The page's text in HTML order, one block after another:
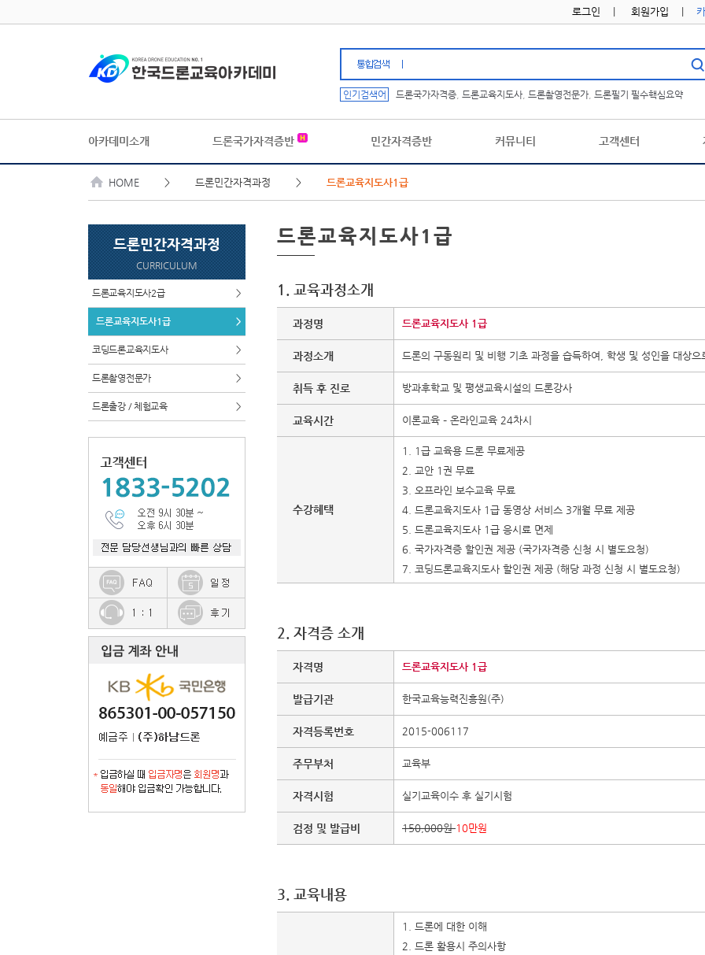
로그인 회원가입
인기검색어 드론국가자격증 드론교육지도사 드론촬영전문가 드론필기 필수핵심요약
아카데미소개 드론국가자격증반 민간자격증반 커뮤니티 고객센터
HOME > 드론민간자격과정 > 드론교육지도사1급
드론민간자격과정
CURRICULUM
드론교육지도사2급 >
드론교육지도사1급 >
코딩드론교육지도사 >
드론촬영전문가 >
드론출강 / 체험교육 >
드론교육지도사1급
1. 교육과정소개
과정명 드론교육지도사 1급
과정소개 드론의 구동원리 및 비행 기초 과정을 습득하여, 학생 및 성인을 대상
취득 후 진로 방과후학교 및 평생교육시설의 드론강사
교육시간 이론교육 – 온라인교육 24차시
수강혜택
1. 1급 교육용 드론 무료제공
2. 교안 1권 무료
3. 오프라인 보수교육 무료
4. 드론교육지도사 1급 동영상 서비스 3개월 무료 제공
5. 드론교육지도사 1급 응시료 면제
6. 국가자격증 할인권 제공 (국가자격증 신청 시 별도요청)
7. 코딩드론교육지도사 할인권 제공 (해당 과정 신청 시 별도요청)
2. 자격증 소개
자격명 드론교육지도사 1급
발급기관 한국교육능력진흥원(주)
자격등록번호 2015-006117
주무부처 교육부
자격시험 실기교육이수 후 실기시험
검정 및 발급비 150,000원10만원
3. 교육내용
1. 드론에 대한 이해
2. 드론 활용시 주의사항